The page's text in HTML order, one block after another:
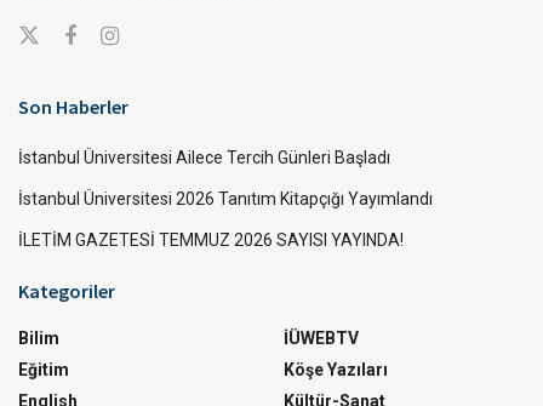
Son Haberler
İstanbul Üniversitesi Ailece Tercih Günleri Başladı
İstanbul Üniversitesi 2026 Tanıtım Kitapçığı Yayımlandı
İLETİM GAZETESİ TEMMUZ 2026 SAYISI YAYINDA!
Kategoriler
Bilim
Eğitim
English
İÜWEBTV
Köşe Yazıları
Kültür-Sanat